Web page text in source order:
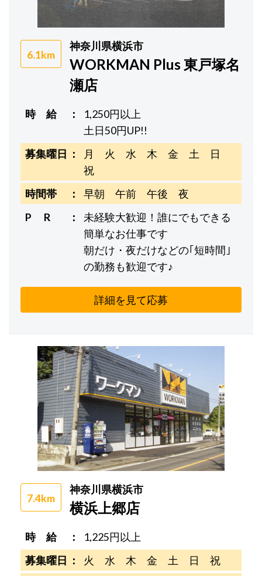
6.1km
神奈川県横浜市
WORKMAN Plus 東戸塚名
瀬店
時 給
1,250円以上
土日50円UP!!
募集曜日
月 火 水 木 金 土 日
祝
時間帯
早朝 午前 午後 夜
P R
未経験大歓迎！誰にでもできる
簡単なお仕事です
朝だけ・夜だけなどの｢短時間｣
の勤務も歓迎です♪
詳細を見て応募
7.4km
神奈川県横浜市
横浜上郷店
時 給
1,225円以上
募集曜日
火 水 木 金 土 日 祝